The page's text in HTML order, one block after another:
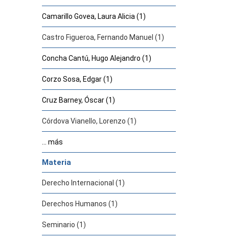
Camarillo Govea, Laura Alicia (1)
Castro Figueroa, Fernando Manuel (1)
Concha Cantú, Hugo Alejandro (1)
Corzo Sosa, Edgar (1)
Cruz Barney, Óscar (1)
Córdova Vianello, Lorenzo (1)
... más
Materia
Derecho Internacional (1)
Derechos Humanos (1)
Seminario (1)